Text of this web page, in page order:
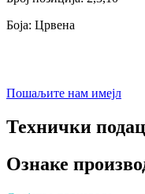
Боја: Црвена
Пошаљите нам имејл
Технички
Ознаке